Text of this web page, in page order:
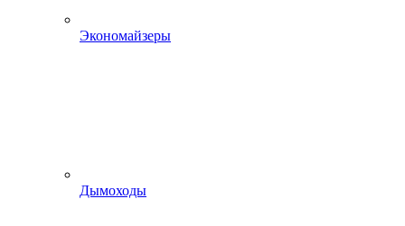
Экономайзеры
Дымоходы